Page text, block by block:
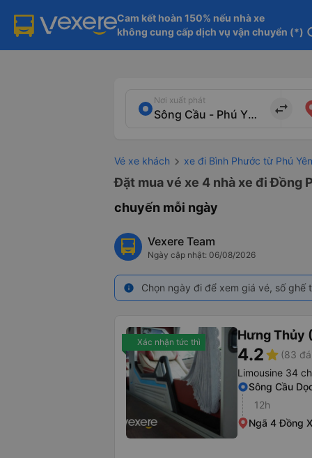
Cam kết hoàn 150% nếu nhà xe
không cung cấp dịch vụ vận chuyển (*)
Nơi xuất phát
import_export
Vé xe khách xe đi Bình Phước từ Phú Yên
Đặt mua vé xe 4 nhà xe đi Đồng
chuyến mỗi ngày
Vexere Team
Ngày cập nhật: 06/08/2026
info Chọn ngày đi để xem giá vé, số
Xác nhận tức thì Hưng Thủy
4.2star (83
Limousine 34
Sông Cầu
12h
Ngã 4 Đồng